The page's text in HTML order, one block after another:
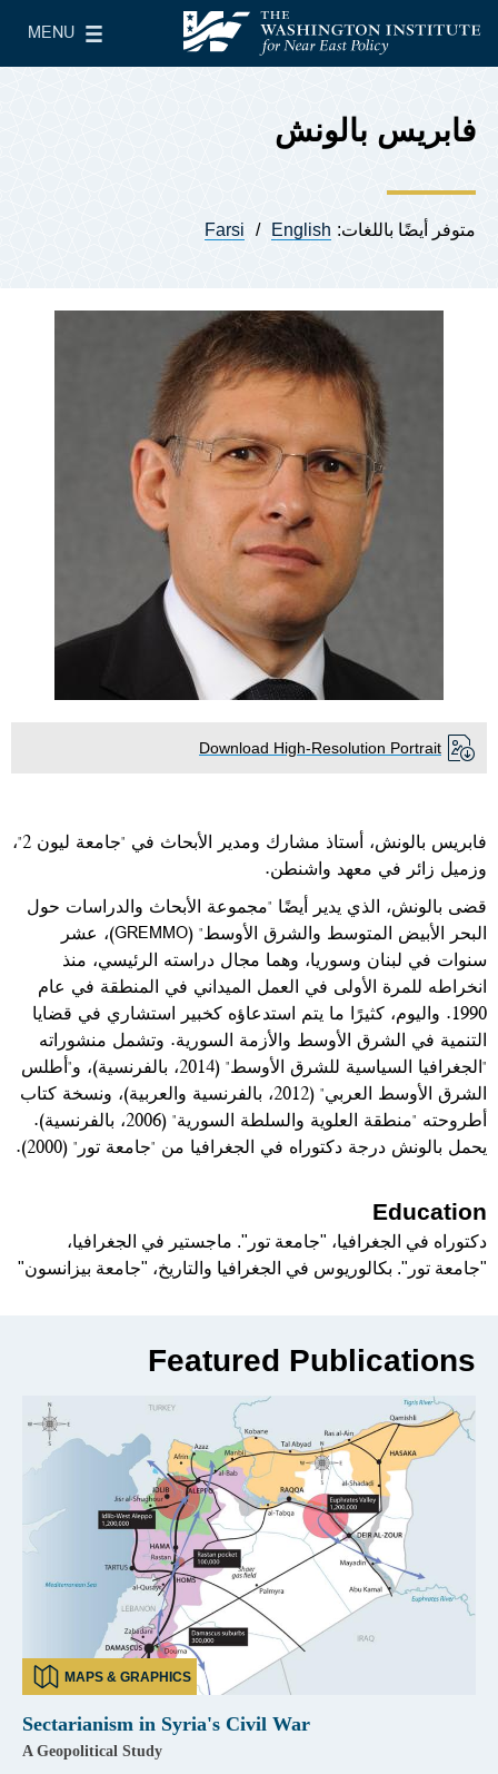
معهد واشنطن لسياسات الشرق الأدنى
MENU
Main Menu
فابريس بالونش
متوفر أيضًا باللغات: English
Farsi
Download High-Resolution Portrait
فابريس بالونش، أستاذ مشارك ومدير الأبحاث في "جامعة ليون 2"،
وزميل زائر في معهد واشنطن.
قضى بالونش، الذي يدير أيضًا "مجموعة الأبحاث والدراسات حول
البحر الأبيض المتوسط والشرق الأوسط" (GREMMO)، عشر
سنوات في لبنان وسوريا، وهما مجال دراسته الرئيسي، منذ
انخراطه للمرة الأولى في العمل الميداني في المنطقة في عام
1990. واليوم، كثيرًا ما يتم استدعاؤه كخبير استشاري في قضايا
التنمية في الشرق الأوسط والأزمة السورية. وتشمل منشوراته
"الجغرافيا السياسية للشرق الأوسط" (2014، بالفرنسية)، و"أطلس
الشرق الأوسط العربي" (2012، بالفرنسية والعربية)، ونسخة كتاب
أطروحته "منطقة العلوية والسلطة السورية" (2006، بالفرنسية).
يحمل بالونش درجة دكتوراه في الجغرافيا من "جامعة تور" (2000).
Education
دكتوراه في الجغرافيا، "جامعة تور". ماجستير في الجغرافيا،
"جامعة تور". بكالوريوس في الجغرافيا والتاريخ، "جامعة بيزانسون"
Featured Publications
MAPS & GRAPHICS
Sectarianism in Syria's Civil War
A Geopolitical Study